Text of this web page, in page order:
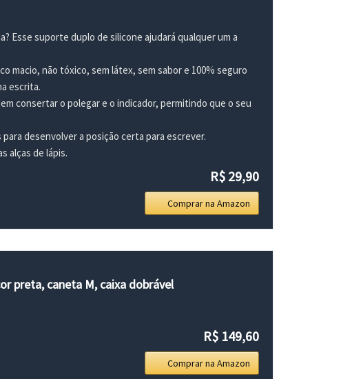
Esse suporte duplo de silicone ajudará qualquer um a
macio, não tóxico, sem látex, sem sabor e 100% seguro
escrita.
consertar o polegar e o indicador, permitindo que o seu
desenvolver a posição certa para escrever.
alças de lápis.
R$ 29,90
Comprar na Amazon
preta, caneta M, caixa dobrável
R$ 149,60
Comprar na Amazon